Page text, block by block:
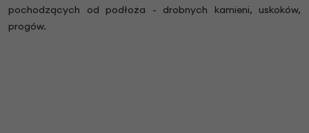
pochodzących od podłoża - drobnych kamieni, uskoków,
progów.